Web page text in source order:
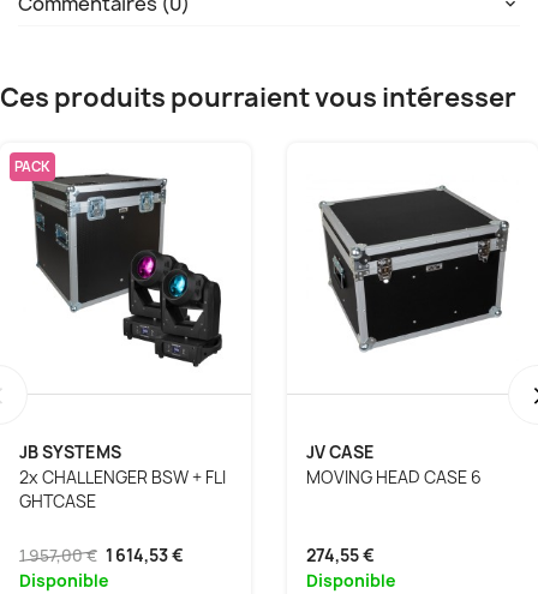
Ces produits pourraient vous intéresser
JB SYSTEMS
2x CHALLENGER BSW + FLI
GHTCASE
1 957,00 € 1 614,53 €
Disponible
PACK
JV CASE
MOVING HEAD CASE 6
274,55 €
Disponible